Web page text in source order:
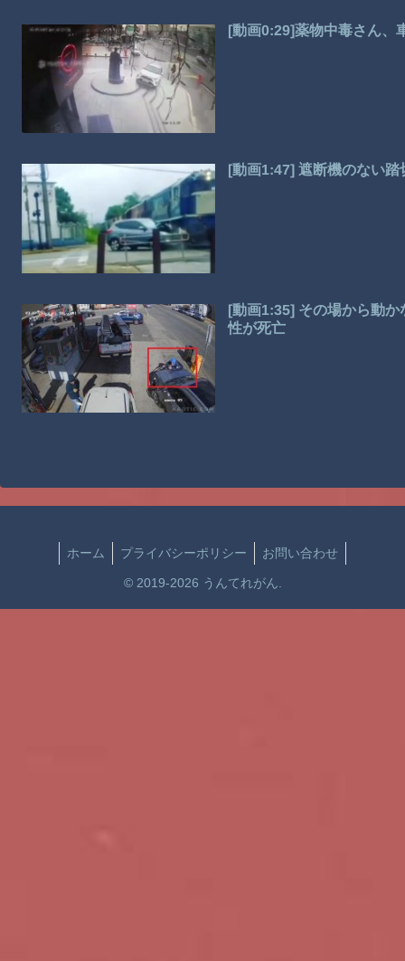
[動画0:29]薬物中毒さん、
[動画1:47] 遮断機のない
[動画1:35] その場から動
性が死亡
ホーム プライバシーポリシー お問い合わせ
© 2019-2026 うんてれがん.